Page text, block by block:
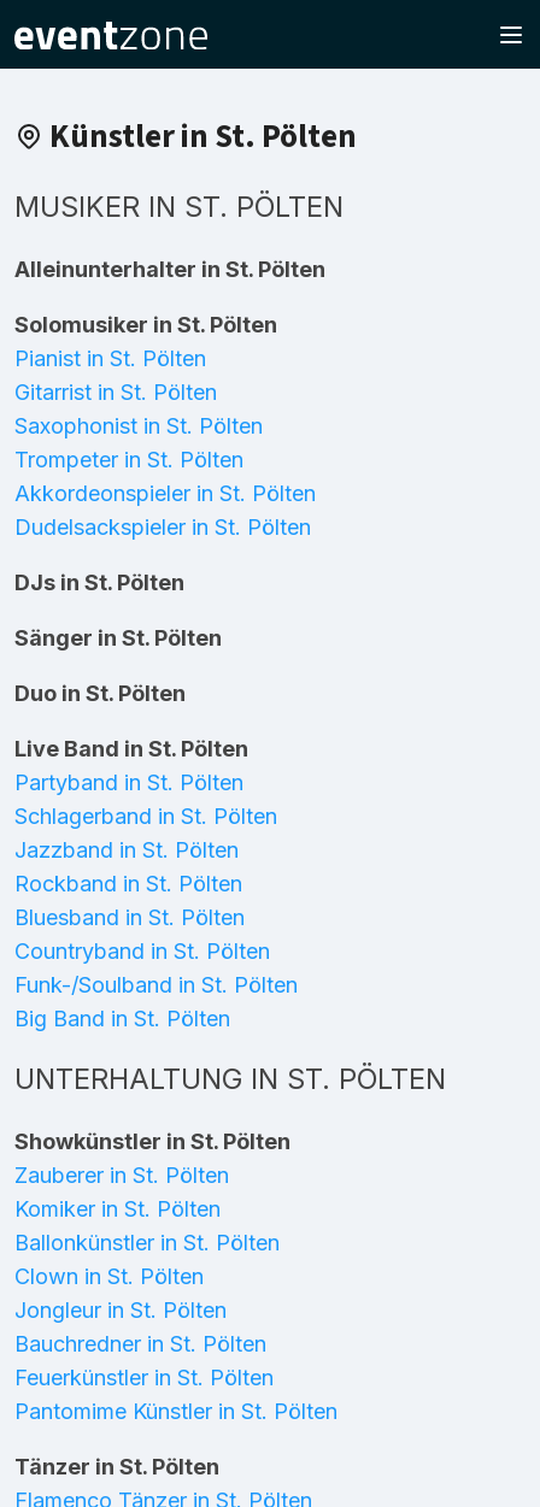
Künstler in St. Pölten
MUSIKER IN ST. PÖLTEN
Alleinunterhalter in St. Pölten
Solomusiker in St. Pölten
Pianist in St. Pölten
Gitarrist in St. Pölten
Saxophonist in St. Pölten
Trompeter in St. Pölten
Akkordeonspieler in St. Pölten
Dudelsackspieler in St. Pölten
DJs in St. Pölten
Sänger in St. Pölten
Duo in St. Pölten
Live Band in St. Pölten
Partyband in St. Pölten
Schlagerband in St. Pölten
Jazzband in St. Pölten
Rockband in St. Pölten
Bluesband in St. Pölten
Countryband in St. Pölten
Funk-/Soulband in St. Pölten
Big Band in St. Pölten
UNTERHALTUNG IN ST. PÖLTEN
Showkünstler in St. Pölten
Zauberer in St. Pölten
Komiker in St. Pölten
Ballonkünstler in St. Pölten
Clown in St. Pölten
Jongleur in St. Pölten
Bauchredner in St. Pölten
Feuerkünstler in St. Pölten
Pantomime Künstler in St. Pölten
Tänzer in St. Pölten
Flamenco Tänzer in St. Pölten